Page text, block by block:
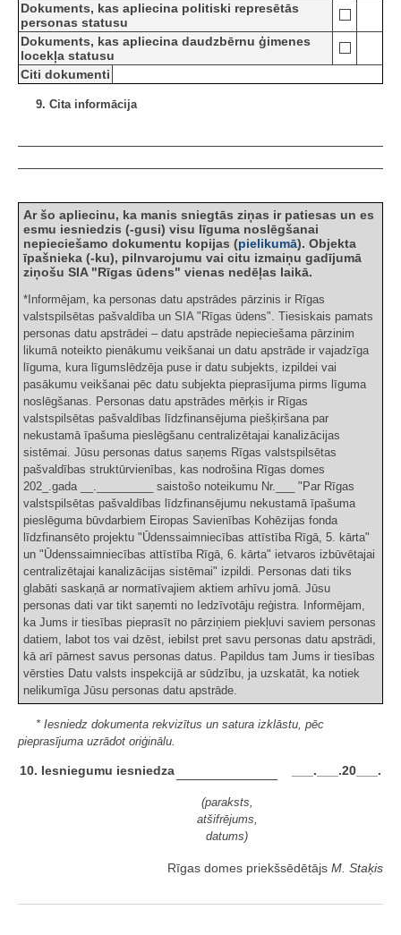
Dokuments, kas apliecina politiski represētās
personas statusu
Dokuments, kas apliecina daudzbērnu ģimenes
locekļa statusu
Citi dokumenti
9. Cita informācija
Ar šo apliecinu, ka manis sniegtās ziņas ir patiesas un es
esmu iesniedzis (-gusi) visu līguma noslēgšanai
nepieciešamo dokumentu kopijas (pielikumā). Objekta
īpašnieka (-ku), pilnvarojumu vai citu izmaiņu gadījumā
ziņošu SIA "Rīgas ūdens" vienas nedēļas laikā.
*Informējam, ka personas datu apstrādes pārzinis ir Rīgas
valstspilsētas pašvaldība un SIA "Rīgas ūdens". Tiesiskais pamats
personas datu apstrādei – datu apstrāde nepieciešama pārzinim
likumā noteikto pienākumu veikšanai un datu apstrāde ir vajadzīga
līguma, kura līgumslēdzēja puse ir datu subjekts, izpildei vai
pasākumu veikšanai pēc datu subjekta pieprasījuma pirms līguma
noslēgšanas. Personas datu apstrādes mērķis ir Rīgas
valstspilsētas pašvaldības līdzfinansējuma piešķiršana par
nekustamā īpašuma pieslēgšanu centralizētajai kanalizācijas
sistēmai. Jūsu personas datus saņems Rīgas valstspilsētas
pašvaldības struktūrvienības, kas nodrošina Rīgas domes
202_.gada __._________ saistošo noteikumu Nr.___ "Par Rīgas
valstspilsētas pašvaldības līdzfinansējumu nekustamā īpašuma
pieslēguma būvdarbiem Eiropas Savienības Kohēzijas fonda
līdzfinansēto projektu "Ūdenssaimniecības attīstība Rīgā, 5. kārta"
un "Ūdenssaimniecības attīstība Rīgā, 6. kārta" ietvaros izbūvētajai
centralizētajai kanalizācijas sistēmai" izpildi. Personas dati tiks
glabāti saskaņā ar normatīvajiem aktiem arhīvu jomā. Jūsu
personas dati var tikt saņemti no Iedzīvotāju reģistra. Informējam,
ka Jums ir tiesības pieprasīt no pārziņiem piekļuvi saviem personas
datiem, labot tos vai dzēst, iebilst pret savu personas datu apstrādi,
kā arī pārnest savus personas datus. Papildus tam Jums ir tiesības
vērsties Datu valsts inspekcijā ar sūdzību, ja uzskatāt, ka notiek
nelikumīga Jūsu personas datu apstrāde.
* Iesniedz dokumenta rekvizītus un satura izklāstu, pēc
pieprasījuma uzrādot oriģinālu.
10. Iesniegumu iesniedza ___.___.20___.
(paraksts,
atšifrējums,
datums)
Rīgas domes priekšsēdētājs M. Staķis